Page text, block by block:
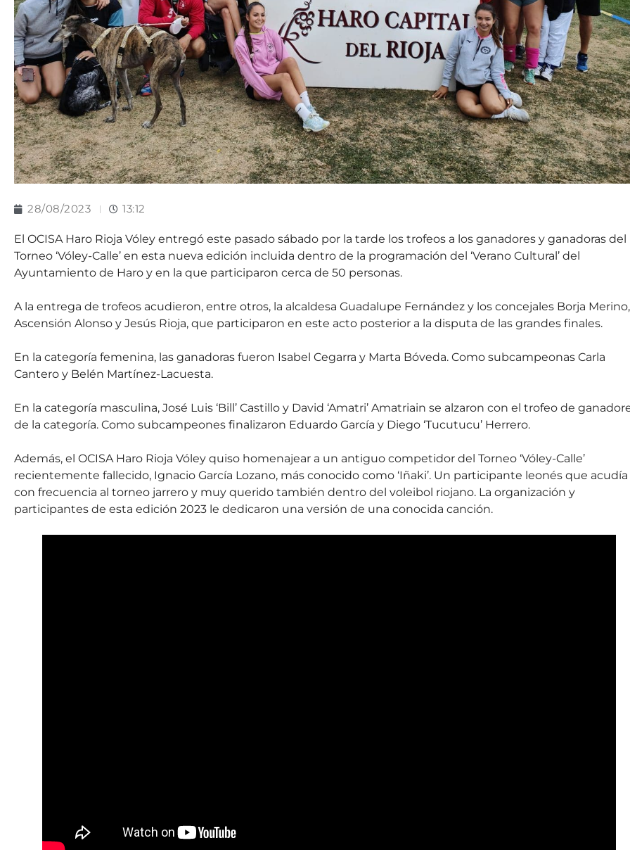
28/08/2023 13:12
El OCISA Haro Rioja Vóley entregó este pasado sábado por la tarde los trofeos a los ganadores y ganadoras del
Torneo ‘Vóley-Calle’ en esta nueva edición incluida dentro de la programación del ‘Verano Cultural’ del
Ayuntamiento de Haro y en la que participaron cerca de 50 personas.
A la entrega de trofeos acudieron, entre otros, la alcaldesa Guadalupe Fernández y los concejales Borja Merino,
Ascensión Alonso y Jesús Rioja, que participaron en este acto posterior a la disputa de las grandes finales.
En la categoría femenina, las ganadoras fueron Isabel Cegarra y Marta Bóveda. Como subcampeonas Carla
Cantero y Belén Martínez-Lacuesta.
En la categoría masculina, José Luis ‘Bill’ Castillo y David ‘Amatri’ Amatriain se alzaron con el trofeo de
de la categoría. Como subcampeones finalizaron Eduardo García y Diego ‘Tucutucu’ Herrero.
Además, el OCISA Haro Rioja Vóley quiso homenajear a un antiguo competidor del Torneo ‘Vóley-Calle’
recientemente fallecido, Ignacio García Lozano, más conocido como ‘Iñaki’. Un participante leonés que acudía
con frecuencia al torneo jarrero y muy querido también dentro del voleibol riojano. La organización y
participantes de esta edición 2023 le dedicaron una versión de una conocida canción.